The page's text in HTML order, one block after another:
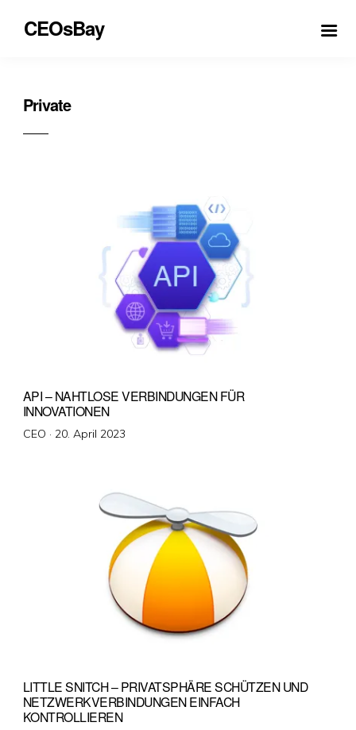
CEOsBay
Private
API – NAHTLOSE VERBINDUNGEN FÜR
INNOVATIONEN
CEO · Veröffentlicht
20. April 2023
LITTLE SNITCH – PRIVATSPHÄRE SCHÜTZEN UND
NETZWERKVERBINDUNGEN EINFACH
KONTROLLIEREN